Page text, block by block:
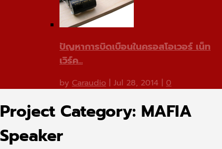
ปัญหาการบิดเบือนในครอสโอเวอร์ เน็ท
เวิร์ค...
by Caraudio | Jul 28, 2014 | 0
Project Category: MAFIA
Speaker